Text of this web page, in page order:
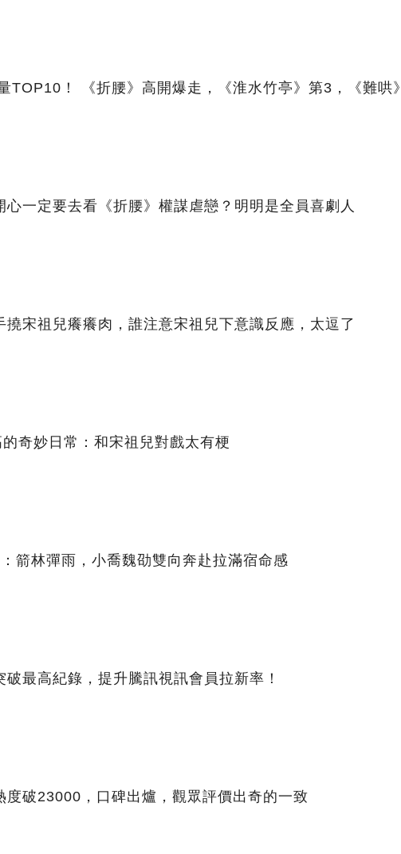
TOP10！ 《折腰》高開爆走，《淮水竹亭》第3，《難哄》
心一定要去看《折腰》權謀虐戀？明明是全員喜劇人
撓宋祖兒癢癢肉，誰注意宋祖兒下意識反應，太逗了
奇妙日常：和宋祖兒對戲太有梗
箭林彈雨，小喬魏劭雙向奔赴拉滿宿命感
破最高紀錄，提升騰訊視訊會員拉新率！
度破23000，口碑出爐，觀眾評價出奇的一致